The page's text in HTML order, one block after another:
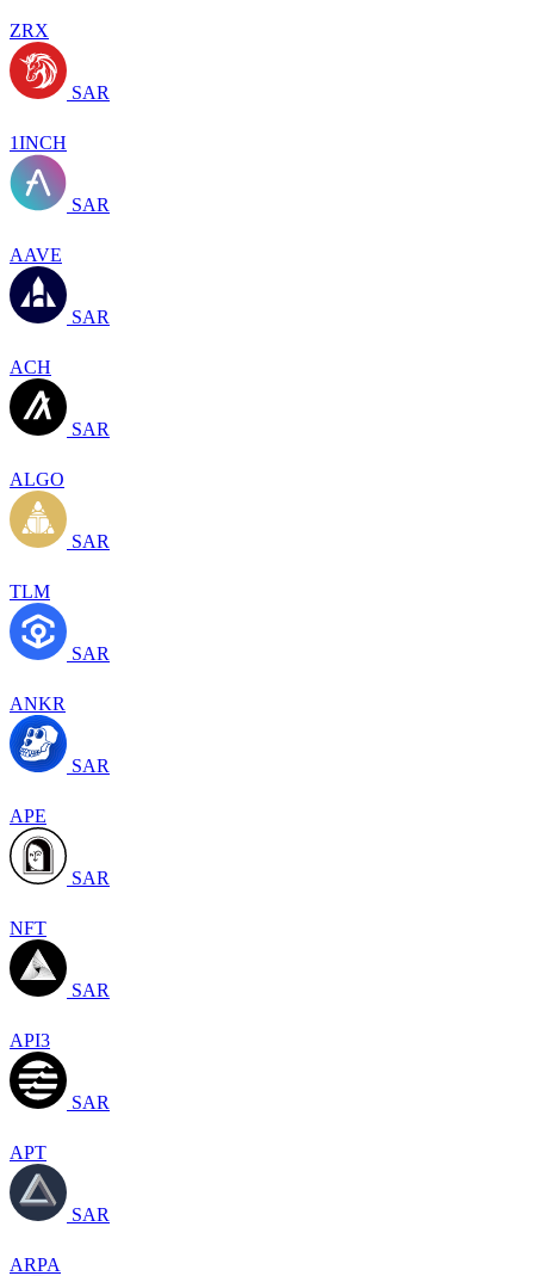
ZRX
SAR
1INCH
SAR
AAVE
SAR
ACH
SAR
ALGO
SAR
TLM
SAR
ANKR
SAR
APE
SAR
NFT
SAR
API3
SAR
APT
SAR
ARPA